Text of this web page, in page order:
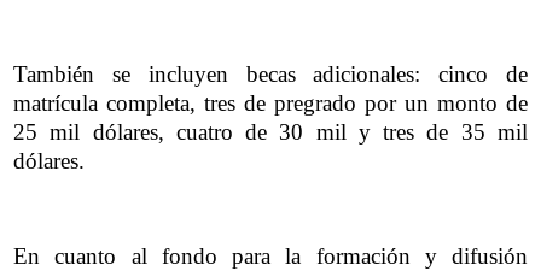
También se incluyen becas adicionales: cinco de
matrícula completa, tres de pregrado por un monto de
25 mil dólares, cuatro de 30 mil y tres de 35 mil
dólares.
En cuanto al fondo para la formación y difusión